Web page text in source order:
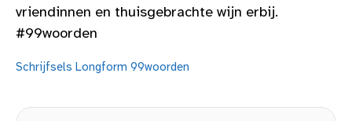
vriendinnen en thuisgebrachte wijn erbij.
#99woorden
Schrijfsels Longform 99woorden